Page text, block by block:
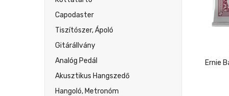
Capodaster
Tiszítószer, Ápoló
Gitárállvány
Analóg Pedál
Akusztikus Hangszedő
Hangoló, Metronóm